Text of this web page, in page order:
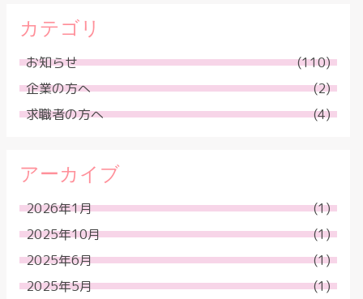
カテゴリ
お知らせ
(110)
企業の方へ
(2)
求職者の方へ
(4)
アーカイブ
2026年1月
(1)
2025年10月
(1)
2025年6月
(1)
2025年5月
(1)